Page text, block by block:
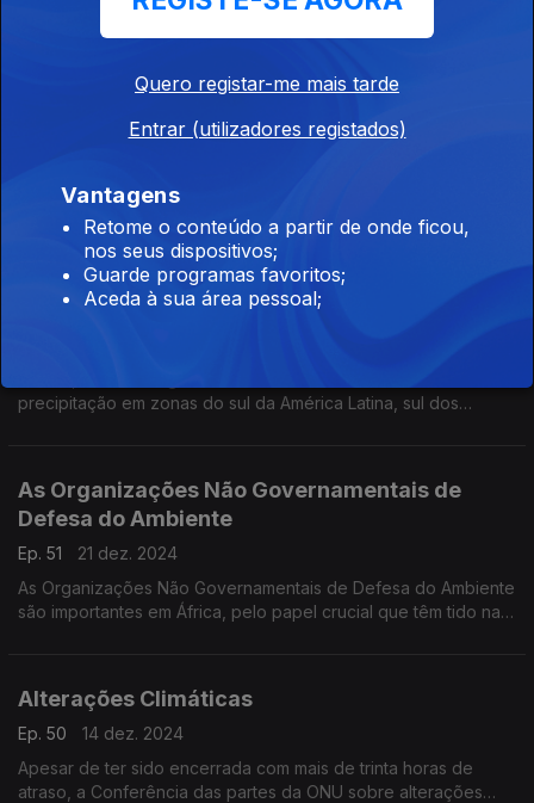
a Conferência das partes da ONU sobre alterações climáticas,
Em prol do Natal consciente e sustentáve
Em prol do Natal consciente e sustentável, há que acautelar os
desperdícios desta época festiva sem prejuízo do simbolismo
religioso que representa para os fiéis e não só.
El Niño,
precipitação em zonas do sul da América Latina, sul dos
As Organizações Não Governamentais de
Defesa do Ambiente
Ep. 51
21 dez. 2024
As Organizações Não Governamentais de Defesa do Ambiente
são importantes em África, pelo papel crucial que têm tido na
Alterações Climáticas
Ep. 50
14 dez. 2024
Apesar de ter sido encerrada com mais de trinta horas de
atraso, a Conferência das partes da ONU sobre alterações
Quero registar-me mais tarde
Entrar (utilizadores registados)
Vantagens
Retome o conteúdo a partir de onde ficou,
nos seus dispositivos;
Guarde programas favoritos;
Aceda à sua área pessoal;